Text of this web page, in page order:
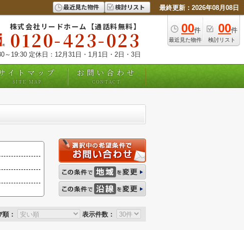
最近見た物件 検討リスト 最終更新：2026年08月08日
00件
最近見た物件
00件
検討リスト
株式会社リードホーム【通話料無料】
0120-423-023
～19:30 定休日：12月31日・1月1日・2日・3日
イトマップ
SITE MAP
お問い合わせ
CONTACT
： 表示件数：